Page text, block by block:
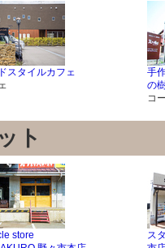
スタイルカフェ
手
の
コ
ト
store
ス